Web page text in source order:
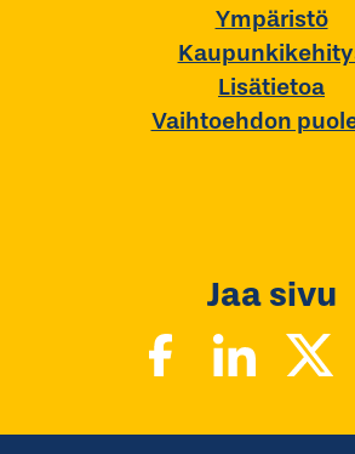
Ympäristö
Lisätietoa
Vaihtoehdon
Jaa sivu